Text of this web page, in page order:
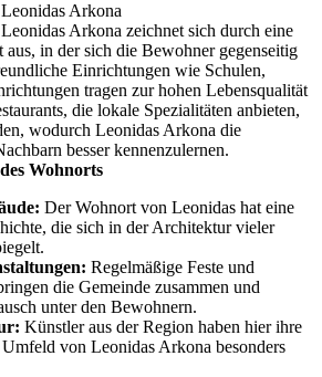
Arkona
Arkona zeichnet sich durch eine
aus, in der sich die Bewohner gegenseitig
Einrichtungen wie Schulen,
tragen zur hohen Lebensqualität
die lokale Spezialitäten anbieten,
wodurch Leonidas Arkona die
besser kennenzulernen.
Wohnorts
Der Wohnort von Leonidas hat eine
die sich in der Architektur vieler
Regelmäßige Feste und
die Gemeinde zusammen und
unter den Bewohnern.
Künstler aus der Region haben hier ihre
von Leonidas Arkona besonders